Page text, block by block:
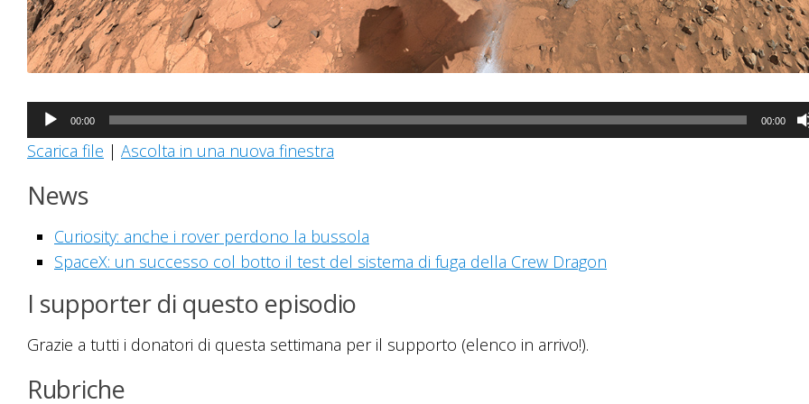
Audio
Player
00:00 00:00
Scarica file | Ascolta in una nuova finestra
News
Curiosity: anche i rover perdono la bussola
SpaceX: un successo col botto il test del sistema di fuga della Crew Dragon
I supporter di questo episodio
Grazie a tutti i donatori di questa settimana per il supporto (elenco in arrivo!).
Rubriche